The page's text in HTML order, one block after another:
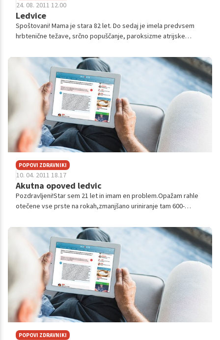
24. 08. 2011 12.00
Ledvice
Spoštovani! Mama je stara 82 let. Do sedaj je imela predvsem
hrbtenične težave, srčno popuščanje, paroksizme atrijske
pritisk, vse bolj...
POPOVI ZDRAVNIKI
10. 04. 2011 18.17
Akutna opoved ledvic
Pozdravljeni!Star sem 21 let in imam en problem.Opažam rahle
otečene vse prste na rokah,zmanjšano uriniranje tam 600-
tekočine,kreatini je nazadnje...
POPOVI ZDRAVNIKI